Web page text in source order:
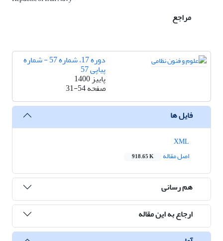
مراجع
دوره 17، شماره 57 - شماره
پیاپی 57
پاییز 1400
صفحه31-54
فایل ها
اصل مقاله
918.65 K
هم رسانی
ارجاع به این مقاله